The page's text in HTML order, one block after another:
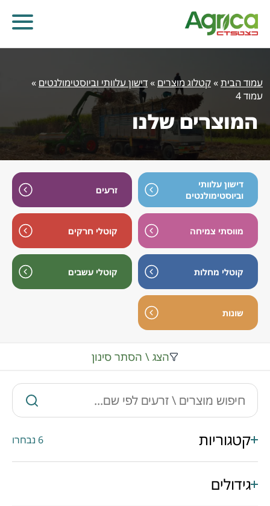
קוטלי עשבים
קוטלי מחלות
דישון עלוותי וביוסטימולנטים
זרעים
עמוד הבית»קטלוג מוצרים »דישון עלוותי וביוסטימולנטים »
עמוד 4
המוצרים שלנו
דישון עלוותי
וביוסטימולנטים
זרעים
מווסתי צמיחה קוטלי חרקים
קוטלי מחלות קוטלי עשבים
שונות
הצג \ הסתר סינון
קטגוריות 6 נבחרו
גידולים